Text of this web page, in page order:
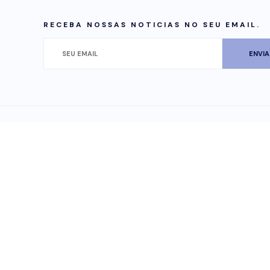
RECEBA NOSSAS NOTICIAS NO SEU EMAIL.